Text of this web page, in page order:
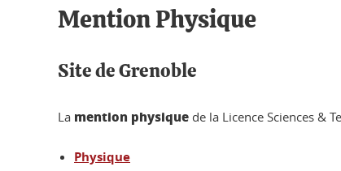
Mention Physique
Site de Grenoble
La mention physique de la Licence Sciences &
Physique